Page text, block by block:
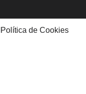
Política de Cookies